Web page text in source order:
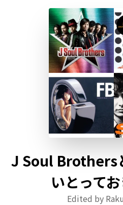
初回30日間無料お試し
J Soul Brothers
いとって
Edited by